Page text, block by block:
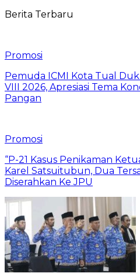
Berita Terbaru
Promosi
Pemuda ICMI Kota Tual
VIII 2026, Apresiasi Tema
Pangan
Promosi
“P-21 Kasus Penikaman
Karel Satsuitubun, Dua
Diserahkan Ke JPU